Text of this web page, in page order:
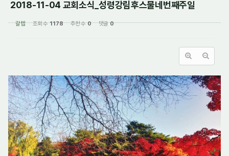
2018-11-04 교회소식_성령강림후스물네번째주일
갈렙 조회 수1178 추천 수0 댓글0